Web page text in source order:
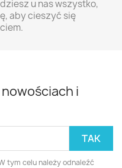
u nas wszystko,
aby cieszyć się
i
tym celu należy odnaleźć